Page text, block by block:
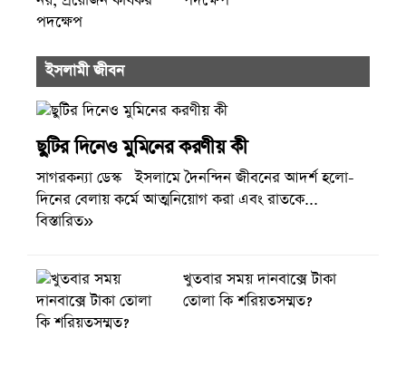
ইসলামী জীবন
ছুটির দিনেও মুমিনের করণীয় কী
সাগরকন্যা ডেস্ক ইসলামে দৈনন্দিন জীবনের আদর্শ হলো-
দিনের বেলায় কর্মে আত্মনিয়োগ করা এবং রাতকে...
বিস্তারিত»
খুতবার সময় দানবাক্সে টাকা
তোলা কি শরিয়তসম্মত?